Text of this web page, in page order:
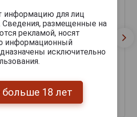
Denninghoffs Weizen
Пиво Деннингхоффс
Вайзен 0.5л
153 руб.
информацию для лиц
Сведения, размещенные на
рекламой, носят
информационный
исключительно
18 лет